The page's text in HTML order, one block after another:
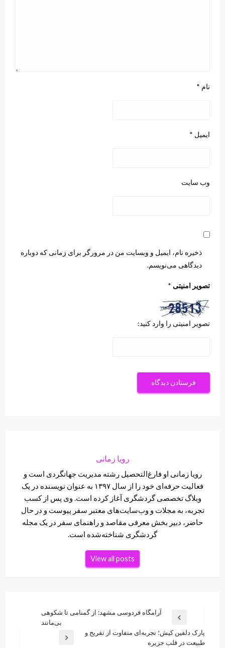
نام *
ایمیل *
وب‌ سایت
ذخیره نام، ایمیل و وبسایت من در مرورگر برای زمانی که دوباره
دیدگاهی می‌نویسم.
تصویر امنیتی *
تصویر امنیتی را وارد کنید:
رویا زمانی
رویا زمانی او فارغ‌التحصیل رشته مدیریت جهانگردی است و
فعالیت حرفه‌ای خود را از سال ۱۳۹۷ به عنوان نویسنده در یک
وبلاگ تخصصی گردشگری آغاز کرده است. وی پس از کسب
تجربه، به مجلات و وب‌سایت‌های معتبر سفر پیوست و در حال
حاضر، دبیر بخش معرفی مقاصد و راهنمای سفر در یک مجله
گردشگری شناخته‌شده است.
View all posts
راهبری
نوشته
Previous
Post
آرامگاه فردوسی مشهد: از گمنامی تا شکوهی
بی‌مانند
Next
پارک دلفین کیش؛ تجربه‌ای متفاوت از تفریح و
طبیعت در قلب جزیره